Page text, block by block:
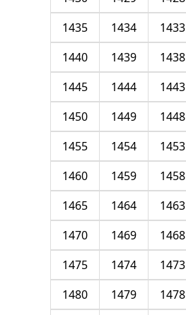
1433
1434
1435
1438
1439
1440
1443
1444
1445
1448
1449
1450
1453
1454
1455
1458
1459
1460
1463
1464
1465
1468
1469
1470
1473
1474
1475
1478
1479
1480